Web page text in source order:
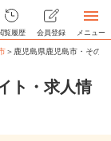
覧履歴 会員登録 メニュー
＞ 鹿児島県鹿児島市・その
ト・求人情